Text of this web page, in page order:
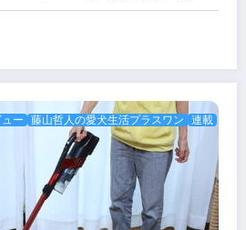
ー 藤山哲人の愛犬生活プラスワン 連載